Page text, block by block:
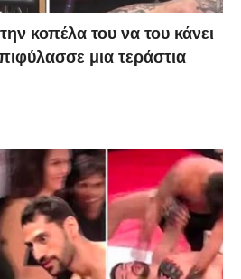
κοπέλα του να του κάνει
μια τεράστια